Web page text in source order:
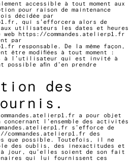
accessible à tout moment aux
pour raison de maintenance
décidée par
, qui s’efforcera alors de
aux utilisateurs les dates et heures
https://commandes.atelierp1.fr
par
responsable. De la même façon,
être modifiées à tout moment :
à l’utilisateur qui est invité à
possible afin d’en prendre
des
a pour objet
l’ensemble des activités
s’efforce de
commandes.atelierp1.fr des
que possible. Toutefois, il ne
des oublis, des inexactitudes et
à jour, qu’elles soient de son fait
qui lui fournissent ces